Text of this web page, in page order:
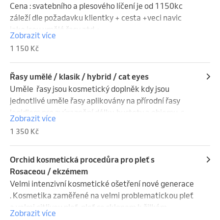
✅revitalizuje pokožku a pomáhá při padání vlasu.
Cena : svatebního a plesového líčení je od 1150kc
záleží dle požadavku klientky + cesta +veci navic
jako jsou umělé řasy atd +
Zobrazit více
1 150 Kč
Řasy umělé / klasik / hybrid / cat eyes
Uměle  řasy jsou kosmetický doplněk kdy jsou
jednotlivé uměle řasy aplikovány na přírodní řasy
lepidlem pro zvýraznění délky, hustoty a objemu, s
různými metodami (řasa na řasu,
objemové).Doplnění : 1-3tydny 650kč 3-6tydnu
850kč 6a vide tydnu klasická cena
Zobrazit více
1 350 Kč
Orchid kosmetická procedůra pro pleť s
Rosaceou / ekzémem
Velmi intenzivní kosmetické ošetření nové generace
. Kosmetika zaměřené na velmi problematickou pleť
a velmi citlivou pleť, pleť se sklonem k žilkám,
Zobrazit více